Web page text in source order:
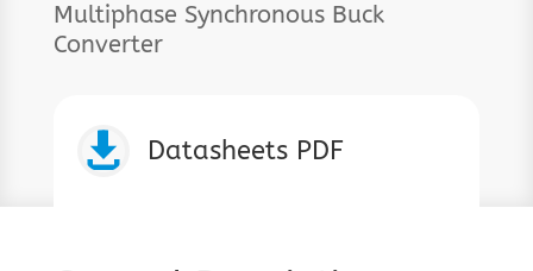
Multiphase Synchronous Buck
Converter
 Datasheets PDF